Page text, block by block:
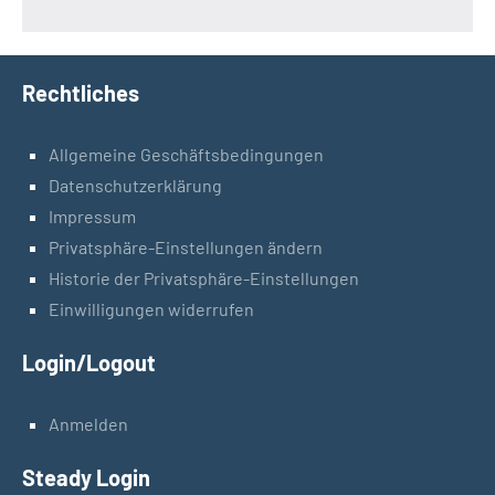
Rechtliches
Allgemeine Geschäftsbedingungen
Datenschutzerklärung
Impressum
Privatsphäre-Einstellungen ändern
Historie der Privatsphäre-Einstellungen
Einwilligungen widerrufen
Login/Logout
Anmelden
Steady Login